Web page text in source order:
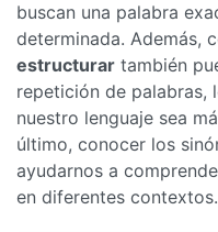
buscan una palabra
determinada. Además,
estructurar también
repetición de palabras,
nuestro lenguaje sea
último, conocer los
ayudarnos a
en diferentes contextos.